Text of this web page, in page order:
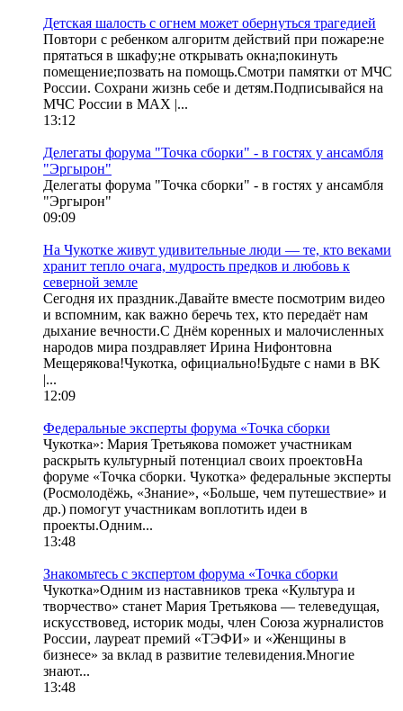
Детская шалость с огнем может обернуться трагедией
Повтори с ребенком алгоритм действий при пожаре:не
прятаться в шкафу;не открывать окна;покинуть
помещение;позвать на помощь.Смотри памятки от МЧС
России. Сохрани жизнь себе и детям.Подписывайся на
МЧС России в MAX |...
13:12
Делегаты форума "Точка сборки" - в гостях у ансамбля
"Эргырон"
Делегаты форума "Точка сборки" - в гостях у ансамбля
"Эргырон"
09:09
На Чукотке живут удивительные люди — те, кто веками
хранит тепло очага, мудрость предков и любовь к
северной земле
Сегодня их праздник.Давайте вместе посмотрим видео
и вспомним, как важно беречь тех, кто передаёт нам
дыхание вечности.С Днём коренных и малочисленных
народов мира поздравляет Ирина Нифонтовна
Мещерякова!Чукотка, официально!Будьте с нами в BK
|...
12:09
Федеральные эксперты форума «Точка сборки
Чукотка»: Мария Третьякова поможет участникам
раскрыть культурный потенциал своих проектовНа
форуме «Точка сборки. Чукотка» федеральные эксперты
(Росмолодёжь, «Знание», «Больше, чем путешествие» и
др.) помогут участникам воплотить идеи в
проекты.Одним...
13:48
Знакомьтесь с экспертом форума «Точка сборки
Чукотка»Одним из наставников трека «Культура и
творчество» станет Мария Третьякова — телеведущая,
искусствовед, историк моды, член Союза журналистов
России, лауреат премий «ТЭФИ» и «Женщины в
бизнесе» за вклад в развитие телевидения.Многие
знают...
13:48